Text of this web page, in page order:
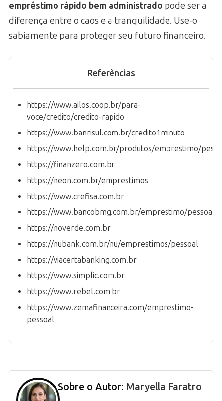
empréstimo rápido bem administrado pode ser a
diferença entre o caos e a tranquilidade. Use-o
sabiamente para proteger seu futuro financeiro.
Referências
https://www.ailos.coop.br/para-
voce/credito/credito-rapido
https://www.banrisul.com.br/credito1minuto
https://www.help.com.br/produtos/emprestimo/
https://finanzero.com.br
https://neon.com.br/emprestimos
https://www.crefisa.com.br
https://www.bancobmg.com.br/emprestimo/pessoal/
https://noverde.com.br
https://nubank.com.br/nu/emprestimos/pessoal
https://viacertabanking.com.br
https://www.simplic.com.br
https://www.rebel.com.br
https://www.zemafinanceira.com/emprestimo-
pessoal
Sobre o Autor: Maryella Faratro